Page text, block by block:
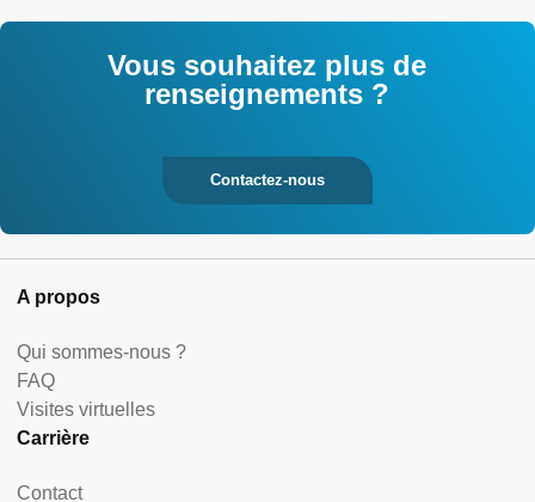
Vous souhaitez plus de
renseignements ?
Contactez-nous
A propos
Qui sommes-nous ?
FAQ
Visites virtuelles
Carrière
Contact